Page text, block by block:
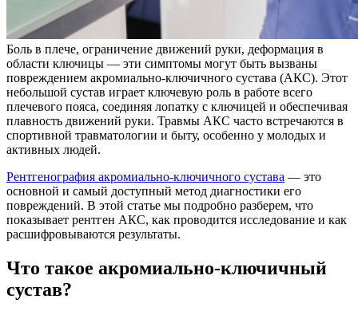
Боль в плече, ограничение движений руки, деформация в
области ключицы — эти симптомы могут быть вызваны
повреждением акромиально-ключичного сустава (АКС). Этот
небольшой сустав играет ключевую роль в работе всего
плечевого пояса, соединяя лопатку с ключицей и обеспечивая
плавность движений руки. Травмы АКС часто встречаются в
спортивной травматологии и быту, особенно у молодых и
активных людей.
Рентгенография акромиально-ключичного сустава — это
основной и самый доступный метод диагностики его
повреждений. В этой статье мы подробно разберем, что
показывает рентген АКС, как проводится исследование и как
расшифровываются результаты.
Что такое акромиально-ключичный
сустав?